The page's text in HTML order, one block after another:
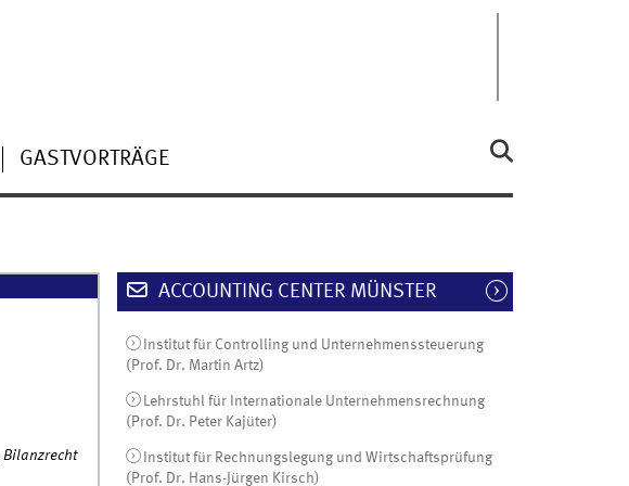
GASTVORTRÄGE
Bilanzrecht
ACCOUNTING CENTER MÜNSTER
Institut für Controlling und Unternehmenssteuerung
(Prof. Dr. Martin Artz)
Lehrstuhl für Internationale Unternehmensrechnung
(Prof. Dr. Peter Kajüter)
Institut für Rechnungslegung und Wirtschaftsprüfung
(Prof. Dr. Hans-Jürgen Kirsch)